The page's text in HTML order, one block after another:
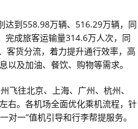
达到558.98万辆、516.29万辆，同
完成旅客运输量314.6万人次，同
客货分流，着力提升通行效率，高
及加油、餐饮、购物等需求。
飞往北京、上海、广州、杭州、
右。各机场全面优化乘机流程，针
对一”值机引导和行李帮提服务。